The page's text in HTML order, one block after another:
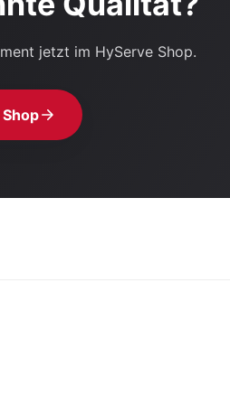
jetzt im HyServe Shop.